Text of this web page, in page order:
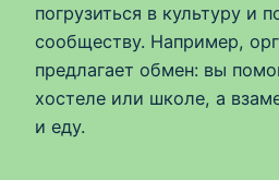
погрузиться в культуру и
сообществу. Например,
предлагает обмен: вы
хостеле или школе, а
и еду.